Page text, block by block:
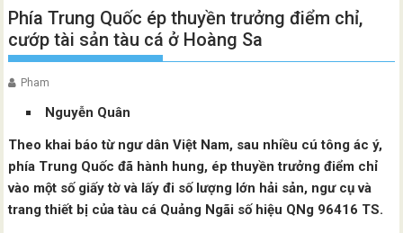
Phía Trung Quốc ép thuyền trưởng điểm chỉ,
cướp tài sản tàu cá ở Hoàng Sa
Pham
Nguyễn Quân
Theo khai báo từ ngư dân Việt Nam, sau nhiều cú tông ác ý,
phía Trung Quốc đã hành hung, ép thuyền trưởng điểm chỉ
vào một số giấy tờ và lấy đi số lượng lớn hải sản, ngư cụ và
trang thiết bị của tàu cá Quảng Ngãi số hiệu QNg 96416 TS.